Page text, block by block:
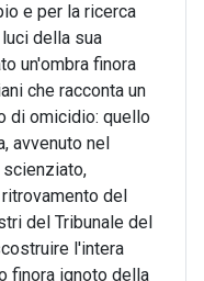
e per la ricerca
della sua
un'ombra finora
che racconta un
di omicidio: quello
avvenuto nel
del
del Tribunale del
l'intera
finora ignoto della